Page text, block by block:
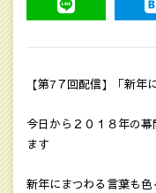
【第7７回配信】「新
今日から２０１８年の
ます
新年にまつわる言葉も